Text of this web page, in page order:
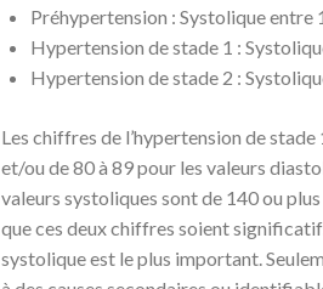
Préhypertension : Systolique
Hypertension de stade 1 :
Hypertension de stade 2 :
Les chiffres de l’hypertension de
et/ou de 80 à 89 pour les valeurs
valeurs systoliques sont de 140 ou
que ces deux chiffres soient
systolique est le plus important.